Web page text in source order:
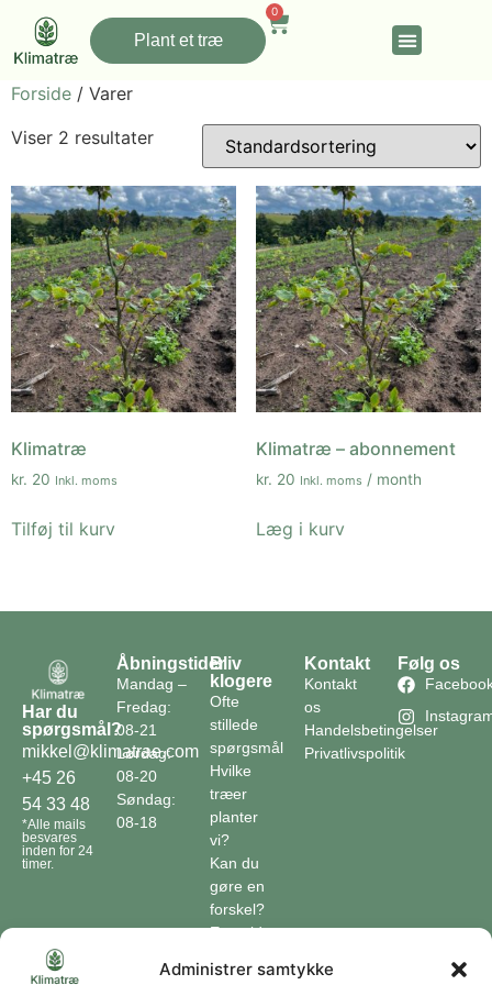
Administrer samtykke
Plant et træ
0
Forside / Varer
Viser 2 resultater
Klimatræ
kr. 20 Inkl. moms
Tilføj til kurv
Klimatræ – abonnement
kr. 20 Inkl. moms / month
Læg i kurv
Har du
spørgsmål?
mikkel@klimatrae.com
+45 26
54 33 48
*Alle mails
besvares
inden for 24
timer.
Åbningstider
Mandag –
Fredag:
08-21
Lørdag:
08-20
Søndag:
08-18
Bliv
klogere
Ofte
stillede
spørgsmål
Hvilke
træer
planter
vi?
Kan du
gøre en
forskel?
En guide
Klimaordbogen
Kontakt
Kontakt
os
Handelsbetingelser
Privatlivspolitik
Følg os